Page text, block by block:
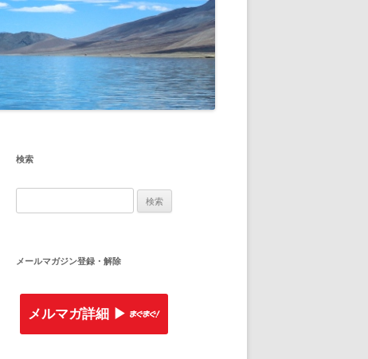
検索
索
メールマガジン登録・解除
メルマガ詳細 ▶︎